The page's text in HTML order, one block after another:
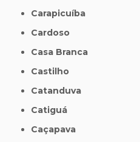
Carapicuíba
Cardoso
Casa Branca
Castilho
Catanduva
Catiguá
Caçapava